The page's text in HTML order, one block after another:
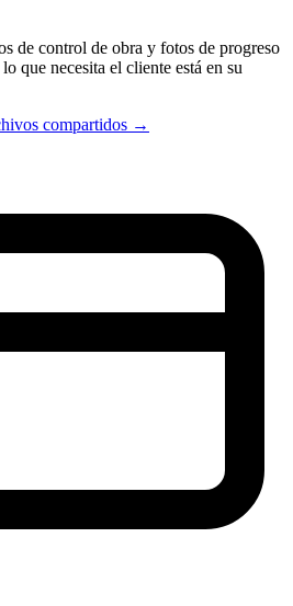
de control de obra y fotos de progreso
que necesita el cliente está en su
compartidos →